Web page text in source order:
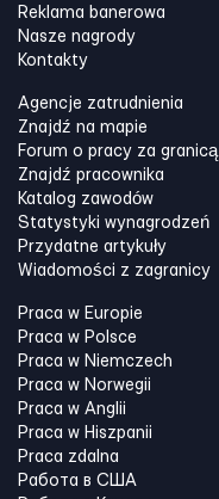
Reklama banerowa
Nasze nagrody
Kontakty
Agencje zatrudnienia
Znajdź na mapie
Forum o pracy za granicą
Znajdź pracownika
Katalog zawodów
Statystyki wynagrodzeń
Przydatne artykuły
Wiadomości z zagranicy
Praca w Europie
Praca w Polsce
Praca w Niemczech
Praca w Norwegii
Praca w Anglii
Praca w Hiszpanii
Praca zdalna
Работа в США